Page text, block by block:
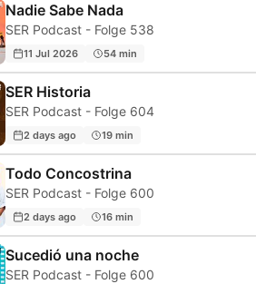
Nadie Sabe Nada
SER Podcast - Folge 538
11 Jul 2026 54 min
SER Historia
SER Podcast - Folge 604
2 days ago 19 min
Todo Concostrina
SER Podcast - Folge 600
2 days ago 16 min
Sucedió una noche
SER Podcast - Folge 600